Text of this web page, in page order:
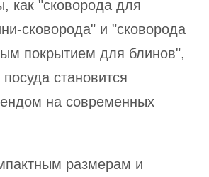
как "сковорода для
сковорода" и "сковорода
покрытием для блинов",
становится
на современных
размерам и